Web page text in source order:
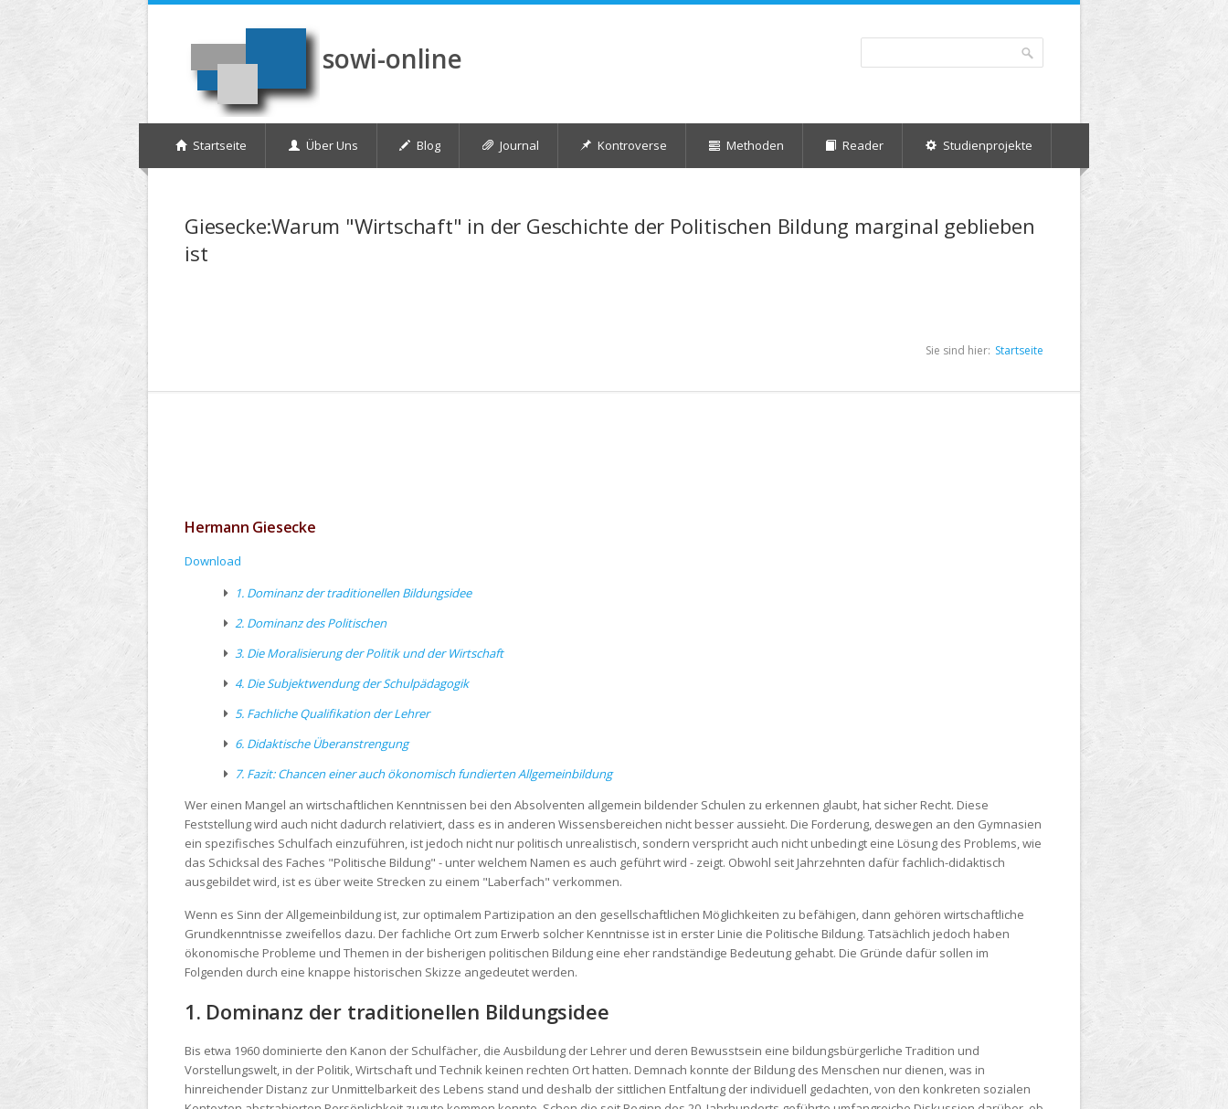
Direkt zum Inhalt
sowi-online Suchformular
Startseite Über Uns Blog Journal Kontroverse Methoden Reader Studienprojekte
Giesecke:Warum "Wirtschaft" in der Geschichte der Politischen Bildung marginal geblieben
ist
Sie sind hier: Startseite
Hermann Giesecke
Download
1. Dominanz der traditionellen Bildungsidee
2. Dominanz des Politischen
3. Die Moralisierung der Politik und der Wirtschaft
4. Die Subjektwendung der Schulpädagogik
5. Fachliche Qualifikation der Lehrer
6. Didaktische Überanstrengung
7. Fazit: Chancen einer auch ökonomisch fundierten Allgemeinbildung
Wer einen Mangel an wirtschaftlichen Kenntnissen bei den Absolventen allgemein bildender Schulen zu erkennen glaubt, hat sicher Recht. Diese
Feststellung wird auch nicht dadurch relativiert, dass es in anderen Wissensbereichen nicht besser aussieht. Die Forderung, deswegen an den Gymnasien
ein spezifisches Schulfach einzuführen, ist jedoch nicht nur politisch unrealistisch, sondern verspricht auch nicht unbedingt eine Lösung des Problems, wie
das Schicksal des Faches "Politische Bildung" - unter welchem Namen es auch geführt wird - zeigt. Obwohl seit Jahrzehnten dafür fachlich-didaktisch
ausgebildet wird, ist es über weite Strecken zu einem "Laberfach" verkommen.
Wenn es Sinn der Allgemeinbildung ist, zur optimalem Partizipation an den gesellschaftlichen Möglichkeiten zu befähigen, dann gehören wirtschaftliche
Grundkenntnisse zweifellos dazu. Der fachliche Ort zum Erwerb solcher Kenntnisse ist in erster Linie die Politische Bildung. Tatsächlich jedoch haben
ökonomische Probleme und Themen in der bisherigen politischen Bildung eine eher randständige Bedeutung gehabt. Die Gründe dafür sollen im
Folgenden durch eine knappe historischen Skizze angedeutet werden.
1. Dominanz der traditionellen Bildungsidee
Bis etwa 1960 dominierte den Kanon der Schulfächer, die Ausbildung der Lehrer und deren Bewusstsein eine bildungsbürgerliche Tradition und
Vorstellungswelt, in der Politik, Wirtschaft und Technik keinen rechten Ort hatten. Demnach konnte der Bildung des Menschen nur dienen, was in
hinreichender Distanz zur Unmittelbarkeit des Lebens stand und deshalb der sittlichen Entfaltung der individuell gedachten, von den konkreten sozialen